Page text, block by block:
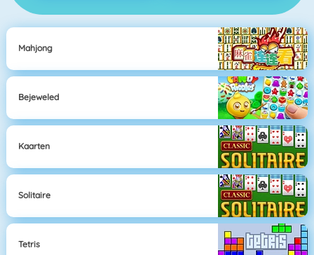
Mahjong
Bejeweled
Kaarten
Solitaire
Tetris